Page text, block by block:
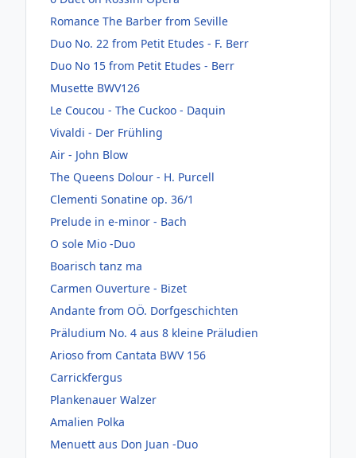
Romance The Barber from Seville
Duo No. 22 from Petit Etudes - F. Berr
Duo No 15 from Petit Etudes - Berr
Musette BWV126
Le Coucou - The Cuckoo - Daquin
Vivaldi - Der Frühling
Air - John Blow
The Queens Dolour - H. Purcell
Clementi Sonatine op. 36/1
Prelude in e-minor - Bach
O sole Mio -Duo
Boarisch tanz ma
Carmen Ouverture - Bizet
Andante from OÖ. Dorfgeschichten
Präludium No. 4 aus 8 kleine Präludien
Arioso from Cantata BWV 156
Carrickfergus
Plankenauer Walzer
Amalien Polka
Menuett aus Don Juan -Duo